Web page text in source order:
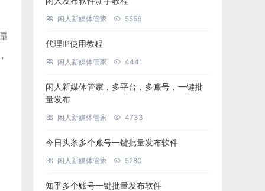
闲人新媒体管家 5556
代理IP使用教程
闲人新媒体管家 4441
闲人新媒体管家，多平台，多账号，一键批
量发布
闲人新媒体管家 4733
今日头条多个账号一键批量发布软件
闲人新媒体管家 5280
知乎多个账号一键批量发布软件